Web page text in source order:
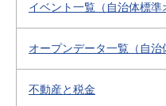
イベント一覧（自治体標準
オープンデータ一覧（自治
不動産と税金